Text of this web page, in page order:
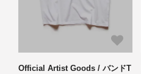
Official Artist Goods / バンドT